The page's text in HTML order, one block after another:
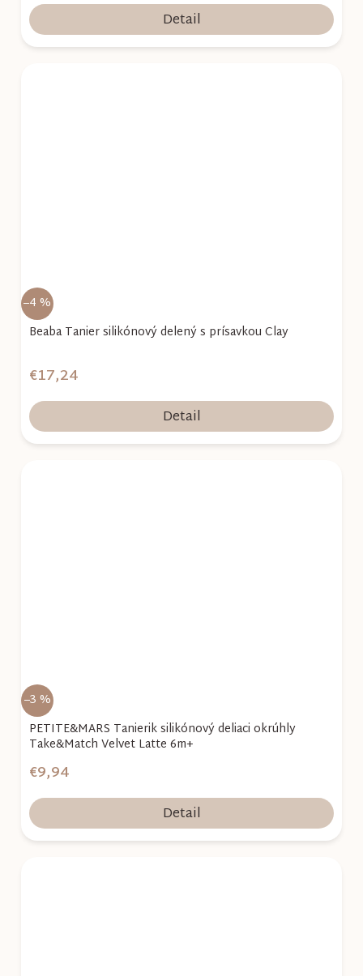
Detail
–4 %
Beaba Tanier silikónový delený s prísavkou Clay
€17,24
Detail
–3 %
PETITE&MARS Tanierik silikónový deliaci okrúhly
Take&Match Velvet Latte 6m+
€9,94
Detail